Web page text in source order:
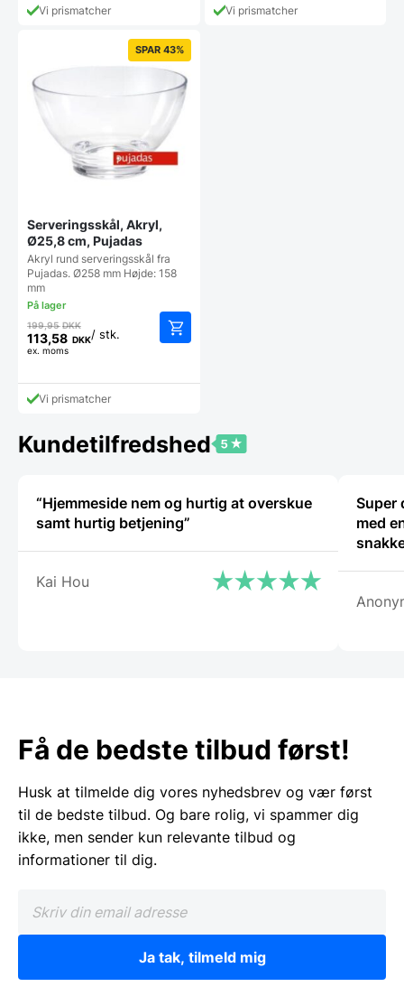
er:Vi prismatcher Vi prismatcher
SPAR 43%
Serveringsskål, Akryl,
Ø25,8 cm, Pujadas
Akryl rund serveringsskål fra
Pujadas. Ø258 mm Højde: 158
mm
199,95DKKDen
oprindelige
199,95 DKK.
113,58 DKK
Den
pris
er:
ex. moms
/ stk.
Vi prismatcher
Kundetilfredshed
“Hjemmeside nem og hurtig at overskue
samt hurtig betjening”
Kai Hou
Super
med
Få de bedste tilbud først!
Husk at tilmelde dig vores nyhedsbrev og vær først
til de bedste tilbud. Og bare rolig, vi spammer dig
ikke, men sender kun relevante tilbud og
informationer til dig.
Ja tak, tilmeld mig